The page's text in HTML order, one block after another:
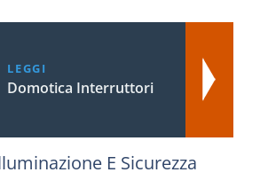
LEGGI
Domotica Interruttori
E Sicurezza